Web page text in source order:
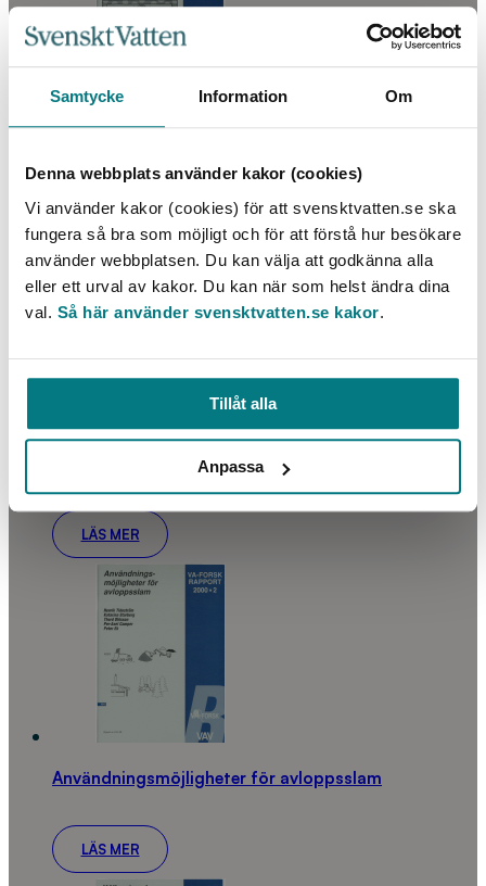
Samtycke Information Om
Denna webbplats använder kakor (cookies)
Vi använder kakor (cookies) för att svensktvatten.se ska
fungera så bra som möjligt och för att förstå hur besökare
använder webbplatsen. Du kan välja att godkänna alla
eller ett urval av kakor. Du kan när som helst ändra dina
val. Så här använder svensktvatten.se kakor.
Tillåt alla
Anpassa
LÄS MER
Hantering av svartvatten från Tegelvikens skola
LÄS MER
Användningsmöjligheter för avloppsslam
LÄS MER